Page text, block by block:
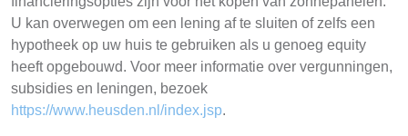
U kan overwegen om een lening af te sluiten of zelfs een
hypotheek op uw huis te gebruiken als u genoeg equity
heeft opgebouwd. Voor meer informatie over vergunningen,
subsidies en leningen, bezoek
https://www.heusden.nl/index.jsp.